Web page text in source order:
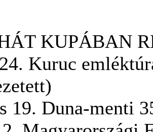
KUPÁBAN
Kuruc
19. Duna-menti